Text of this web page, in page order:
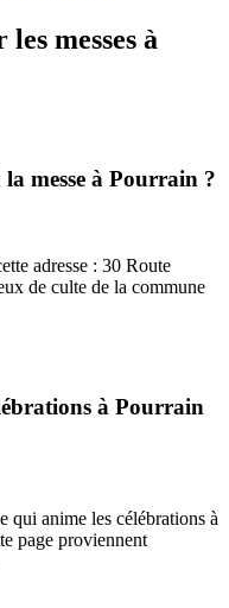
messes à
messe à Pourrain ?
adresse : 30 Route
de culte de la commune
à Pourrain
qui anime les célébrations à
page proviennent